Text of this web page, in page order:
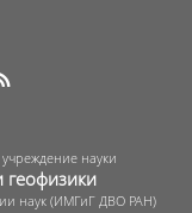
науки
геофизики
наук (ИМГиГ ДВО РАН)